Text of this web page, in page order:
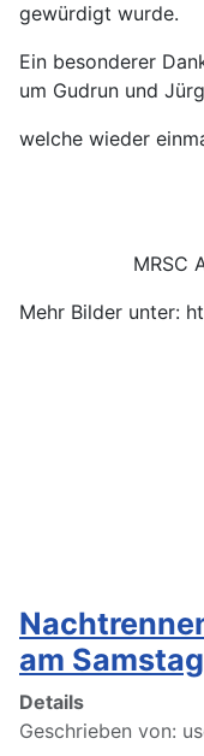
gewürdigt wurde.
Ein besonderer
um Gudrun und
welche wieder
H.
MRSC
Mehr Bilder unter:
am
Details
Geschrieben von: